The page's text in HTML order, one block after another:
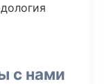
с нами